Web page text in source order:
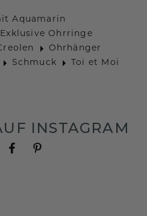
Aquamarin
Exklusive Ohrringe
Ohrhänger
Schmuck Toi et Moi
INSTAGRAM